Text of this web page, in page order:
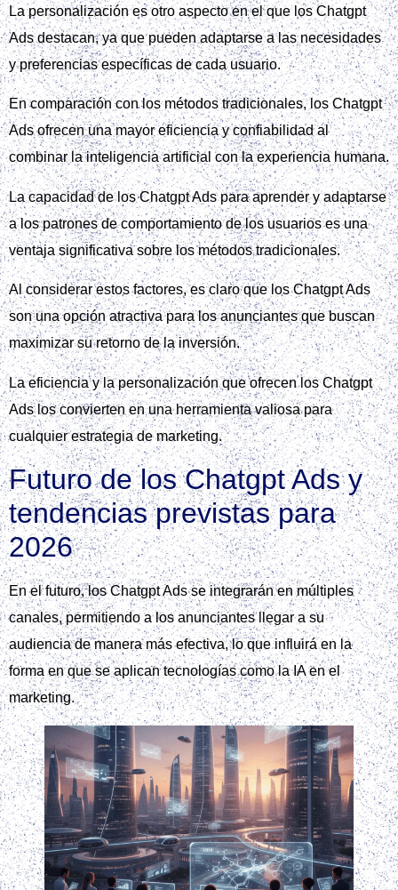
La personalización es otro aspecto en el que los Chatgpt
Ads destacan, ya que pueden adaptarse a las necesidades
y preferencias específicas de cada usuario.
En comparación con los métodos tradicionales, los Chatgpt
Ads ofrecen una mayor eficiencia y confiabilidad al
combinar la inteligencia artificial con la experiencia humana.
La capacidad de los Chatgpt Ads para aprender y adaptarse
a los patrones de comportamiento de los usuarios es una
ventaja significativa sobre los métodos tradicionales.
Al considerar estos factores, es claro que los Chatgpt Ads
son una opción atractiva para los anunciantes que buscan
maximizar su retorno de la inversión.
La eficiencia y la personalización que ofrecen los Chatgpt
Ads los convierten en una herramienta valiosa para
cualquier estrategia de marketing.
Futuro de los Chatgpt Ads y
tendencias previstas para
2026
En el futuro, los Chatgpt Ads se integrarán en múltiples
canales, permitiendo a los anunciantes llegar a su
audiencia de manera más efectiva, lo que influirá en la
forma en que se aplican tecnologías como la IA en el
marketing.